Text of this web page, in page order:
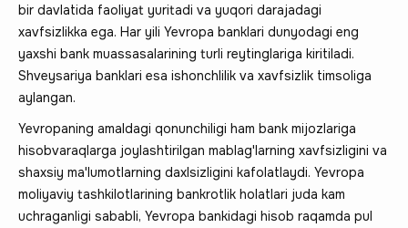
bir davlatida faoliyat yuritadi va yuqori darajadagi
xavfsizlikka ega. Har yili Yevropa banklari dunyodagi eng
yaxshi bank muassasalarining turli reytinglariga kiritiladi.
Shveysariya banklari esa ishonchlilik va xavfsizlik timsoliga
aylangan.
Yevropaning amaldagi qonunchiligi ham bank mijozlariga
hisobvaraqlarga joylashtirilgan mablag'larning xavfsizligini va
shaxsiy ma'lumotlarning daxlsizligini kafolatlaydi. Yevropa
moliyaviy tashkilotlarining bankrotlik holatlari juda kam
uchraganligi sababli, Yevropa bankidagi hisob raqamda pul